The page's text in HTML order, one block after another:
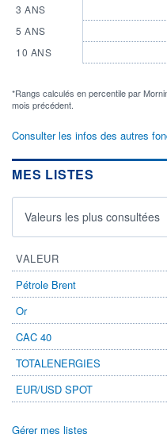
3 ANS
5 ANS
10 ANS
*Rangs calculés en percentile par
mois précédent.
Consulter les infos des autres
MES LISTES
Valeurs les plus consultées
VALEUR
Pétrole Brent
Or
CAC 40
TOTALENERGIES
EUR/USD SPOT
Gérer mes listes